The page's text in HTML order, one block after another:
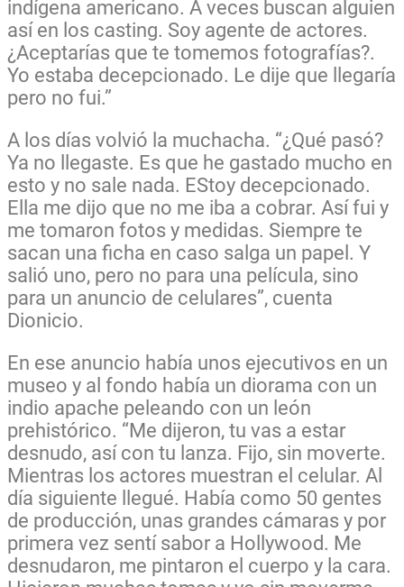
indígena americano. A veces buscan alguien
así en los casting. Soy agente de actores.
¿Aceptarías que te tomemos fotografías?.
Yo estaba decepcionado. Le dije que llegaría
pero no fui.”
A los días volvió la muchacha. “¿Qué pasó?
Ya no llegaste. Es que he gastado mucho en
esto y no sale nada. EStoy decepcionado.
Ella me dijo que no me iba a cobrar. Así fui y
me tomaron fotos y medidas. Siempre te
sacan una ficha en caso salga un papel. Y
salió uno, pero no para una película, sino
para un anuncio de celulares”, cuenta
Dionicio.
En ese anuncio había unos ejecutivos en un
museo y al fondo había un diorama con un
indio apache peleando con un león
prehistórico. “Me dijeron, tu vas a estar
desnudo, así con tu lanza. Fijo, sin moverte.
Mientras los actores muestran el celular. Al
día siguiente llegué. Había como 50 gentes
de producción, unas grandes cámaras y por
primera vez sentí sabor a Hollywood. Me
desnudaron, me pintaron el cuerpo y la cara.